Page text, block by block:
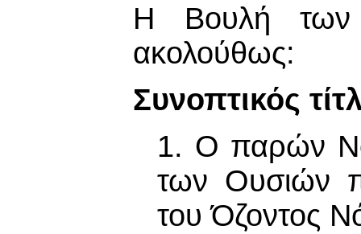
Η Βουλή των
ακολούθως:
Συνοπτικός
1. Ο παρών
των Ουσιών
του Όζοντος